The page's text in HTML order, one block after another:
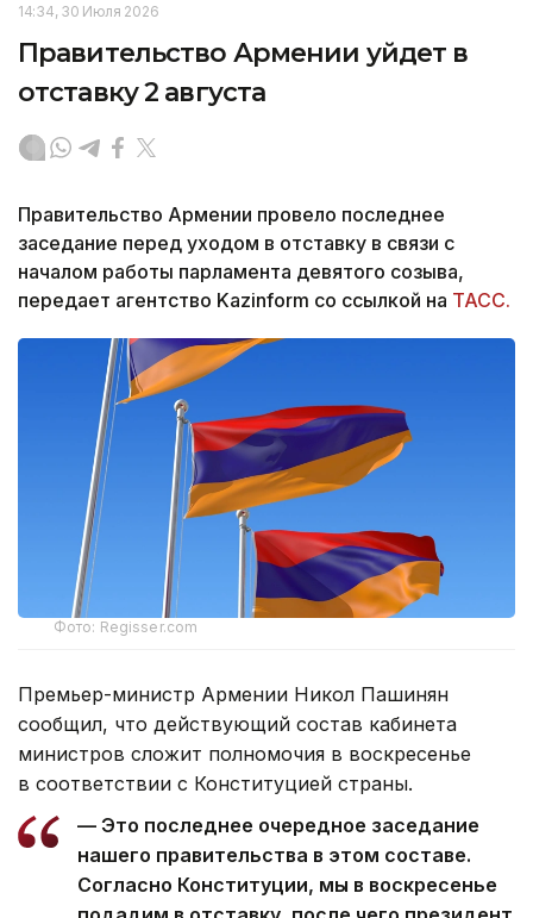
14:34, 30 Июля 2026
Правительство Армении уйдет в
отставку 2 августа
Правительство Армении провело последнее
заседание перед уходом в отставку в связи с
началом работы парламента девятого созыва,
передает агентство Kazinform со ссылкой на ТАСС.
Фото: Regisser.com
Премьер-министр Армении Никол Пашинян
сообщил, что действующий состав кабинета
министров сложит полномочия в воскресенье
в соответствии с Конституцией страны.
— Это последнее очередное заседание
нашего правительства в этом составе.
Согласно Конституции, мы в воскресенье